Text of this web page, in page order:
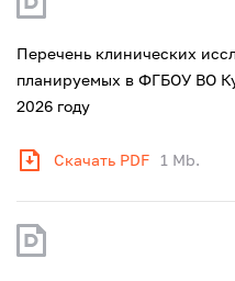
Перечень клинических
планируемых в ФГБОУ ВО
2026 году
Скачать PDF 1 Mb.